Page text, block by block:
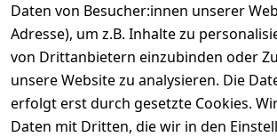
Daten von Besucher:innen unserer
Adresse), um z.B. Inhalte zu
von Drittanbietern einzubinden oder
unsere Website zu analysieren. Die
erfolgt erst durch gesetzte Cookies.
Daten mit Dritten, die wir in den